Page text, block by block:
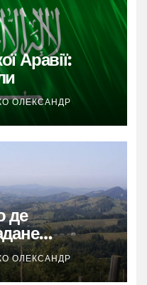
Аравії:
ОЛЕКСАНДР
де
ОЛЕКСАНДР